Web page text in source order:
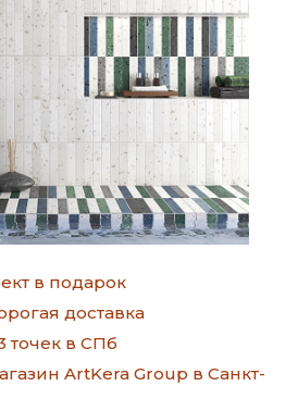
в подарок
доставка
точек в СПб
ArtKera Group в Санкт-